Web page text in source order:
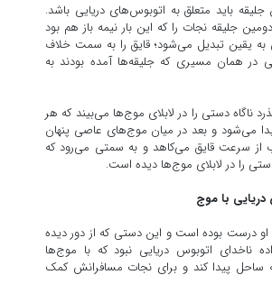
باید متعلق به اتوبوس‌های دریایی باشد.
جلیقه نجات را که این بار نیمه باز هم بود
یقین تبدیل می‌شود؛ قایق را به سمت خلاف
در همان مسیری که جلیقه‌ها آمده بودند به
ناگاه دستی را در لابلای موج‌ها می‌بیند که هر
می‌شود و بعد در میان موج‌های عاصی پنهان
از سرعت قایق می‌کاهد و به سمتی می‌رود که
را در لابلای موج‌ها دیده است.
دریایی با موج
درست بوده است و این دستی که از دور دیده
ناخدای اتوبوس دریایی نبود که با موج‌ها
ساحل پیدا کند و برای نجات مسافرانش کمک